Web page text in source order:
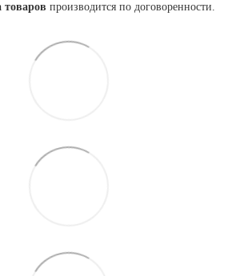
товаров производится по договоренности.